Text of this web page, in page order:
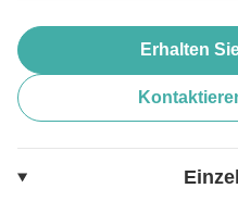
Erhalten